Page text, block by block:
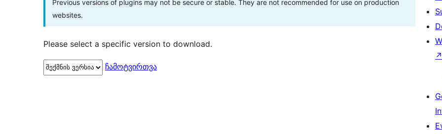
Previous versions of plugins may not be secure or stable. They are not recommended for use on production
websites.
Please select a specific version to download.
ჩამოტვირთვა
↗